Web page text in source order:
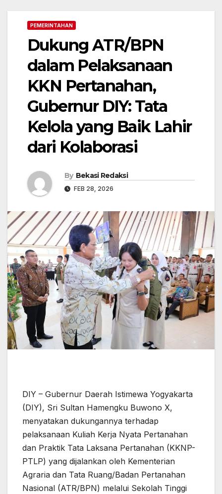
PEMERINTAHAN
Dukung ATR/BPN
dalam Pelaksanaan
KKN Pertanahan,
Gubernur DIY: Tata
Kelola yang Baik Lahir
dari Kolaborasi
By Bekasi Redaksi
FEB 28, 2026
DIY – Gubernur Daerah Istimewa Yogyakarta
(DIY), Sri Sultan Hamengku Buwono X,
menyatakan dukungannya terhadap
pelaksanaan Kuliah Kerja Nyata Pertanahan
dan Praktik Tata Laksana Pertanahan (KKNP-
PTLP) yang dijalankan oleh Kementerian
Agraria dan Tata Ruang/Badan Pertanahan
Nasional (ATR/BPN) melalui Sekolah Tinggi